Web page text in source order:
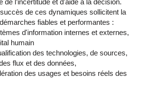
l’incertitude et d'aide à la décision.
de ces dynamiques sollicitent la
fiables et performantes :
d'information internes et externes,
humain
des technologies, de sources,
flux et des données,
des usages et besoins réels des